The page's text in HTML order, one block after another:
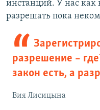
инстанций. У нас как
разрешать пока
разрешение –
закон есть, а
Вия Лисицына